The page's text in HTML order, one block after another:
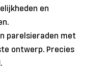
en
parelsieraden met
ontwerp. Precies